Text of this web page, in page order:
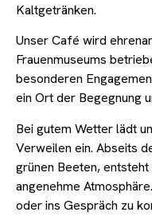
Kaltgetränken.
Unser Café wird
Frauenmuseums
besonderen
ein Ort der Begegnung
Bei gutem Wetter lädt
Verweilen ein. Abseits
grünen Beeten,
angenehme
oder ins Gespräch zu